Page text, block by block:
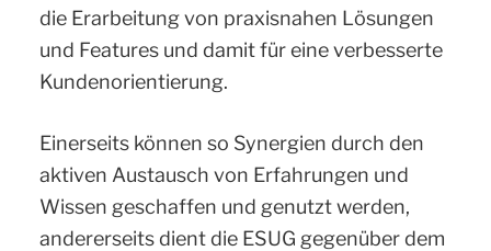
die Erarbeitung von praxisnahen Lösungen
und Features und damit für eine verbesserte
Kundenorientierung.
Einerseits können so Synergien durch den
aktiven Austausch von Erfahrungen und
Wissen geschaffen und genutzt werden,
andererseits dient die ESUG gegenüber dem